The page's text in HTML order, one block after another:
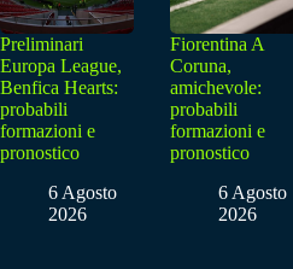
Preliminari
Europa League,
Benfica Hearts:
probabili
formazioni e
pronostico
6 Agosto
2026
Fiorentina A
Coruna,
amichevole:
probabili
formazioni e
pronostico
6 Agosto
2026